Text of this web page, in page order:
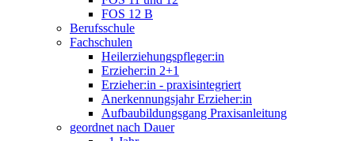
FOS 12 B
Berufsschule
Fachschulen
Heilerziehungspfleger:in
Erzieher:in 2+1
Erzieher:in - praxisintegriert
Anerkennungsjahr Erzieher:in
Aufbaubildungsgang Praxisanleitung
geordnet nach Dauer